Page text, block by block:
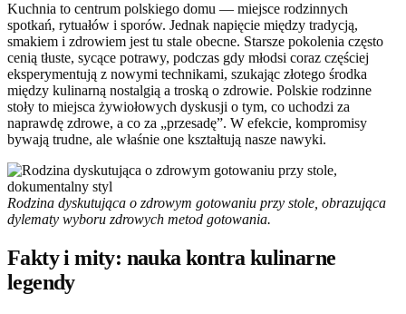
Kuchnia to centrum polskiego domu — miejsce rodzinnych
spotkań, rytuałów i sporów. Jednak napięcie między tradycją,
smakiem i zdrowiem jest tu stale obecne. Starsze pokolenia często
cenią tłuste, sycące potrawy, podczas gdy młodsi coraz częściej
eksperymentują z nowymi technikami, szukając złotego środka
między kulinarną nostalgią a troską o zdrowie. Polskie rodzinne
stoły to miejsca żywiołowych dyskusji o tym, co uchodzi za
naprawdę zdrowe, a co za „przesadę”. W efekcie, kompromisy
bywają trudne, ale właśnie one kształtują nasze nawyki.
Rodzina dyskutująca o zdrowym gotowaniu przy stole, obrazująca
dylematy wyboru zdrowych metod gotowania.
Fakty i mity: nauka kontra kulinarne
legendy